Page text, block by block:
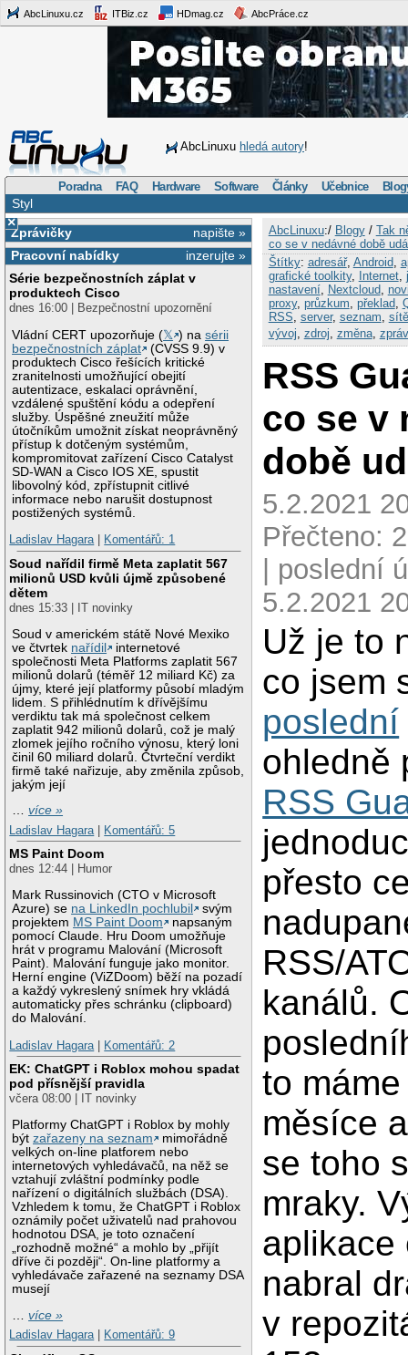
AbcLinuxu.cz ITBiz.cz HDmag.cz AbcPráce.cz
AbcLinuxu hledá autory!
Poradna FAQ Hardware Software Články Učebnice
Styl
×
napište »
Zprávičky
inzerujte »
Pracovní nabídky
Série bezpečnostních záplat v
produktech Cisco
dnes 16:00 | Bezpečnostní upozornění
Vládní CERT upozorňuje (𝕏 ) nasérii
bezpečnostních záplat
(CVSS 9.9) v
produktech Cisco řešících kritické
zranitelnosti umožňující obejití
autentizace, eskalaci oprávnění,
vzdálené spuštění kódu a odepření
služby. Úspěšné zneužití může
útočníkům umožnit získat neoprávněný
přístup k dotčeným systémům,
kompromitovat zařízení Cisco Catalyst
SD-WAN a Cisco IOS XE, spustit
libovolný kód, zpřístupnit citlivé
informace nebo narušit dostupnost
postižených systémů.
Ladislav Hagara| Komentářů: 1
Soud nařídil firmě Meta zaplatit 567
milionů USD kvůli újmě způsobené
dětem
dnes 15:33 | IT novinky
Soud v americkém státě Nové Mexiko
ve čtvrtek nařídil
internetové
společnosti Meta Platforms zaplatit 567
milionů dolarů (téměř 12 miliard Kč) za
újmy, které její platformy působí mladým
lidem. S přihlédnutím k dřívějšímu
verdiktu tak má společnost celkem
zaplatit 942 milionů dolarů, což je malý
zlomek jejího ročního výnosu, který loni
činil 60 miliard dolarů. Čtvrteční verdikt
firmě také nařizuje, aby změnila způsob,
jakým její
…více »
Ladislav Hagara
Komentářů: 5
MS Paint Doom
dnes 12:44 | Humor
Mark Russinovich (CTO v Microsoft
Azure) se na LinkedIn pochlubil
svým
projektem MS Paint Doom
napsaným
pomocí Claude. Hru Doom umožňuje
hrát v programu Malování (Microsoft
Paint). Malování funguje jako monitor.
Herní engine (ViZDoom) běží na pozadí
a každý vykreslený snímek hry vkládá
automaticky přes schránku (clipboard)
do Malování.
Ladislav Hagara
Komentářů: 2
EK: ChatGPT i Roblox mohou spadat
pod přísnější pravidla
včera 08:00 | IT novinky
Platformy ChatGPT i Roblox by mohly
býtzařazeny na seznam
mimořádně
velkých on-line platforem nebo
internetových vyhledávačů, na něž se
vztahují zvláštní podmínky podle
nařízení o digitálních službách (DSA).
Vzhledem k tomu, že ChatGPT i Roblox
oznámily počet uživatelů nad prahovou
hodnotou DSA, je toto označení
„rozhodně možné“ a mohlo by „přijít
dříve či později“. On-line platformy a
vyhledávače zařazené na seznamy DSA
musejí
…více »
Ladislav Hagara| Komentářů: 9
AbcLinuxu:/ Blogy/ Tak
co se v nedávné době
Štítky: adresář, Android,
grafické toolkity, Internet,
nastavení, Nextcloud,
proxy, průzkum, překlad,
RSS, server, seznam, sítě
vývoj, zdroj, změna,
RSS
co se v
době
5.2.2021
Přečteno:
| poslední
5.2.2021
Už je to
co jsem
poslední
ohledně
RSS
přesto
RSS/
kanálů.
to
měsíce
se toho
mraky.
aplikace
nabral
v